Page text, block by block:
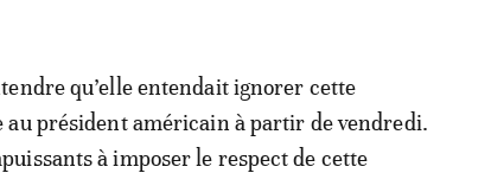
qu’elle entendait ignorer cette
président américain à partir de vendredi.
à imposer le respect de cette